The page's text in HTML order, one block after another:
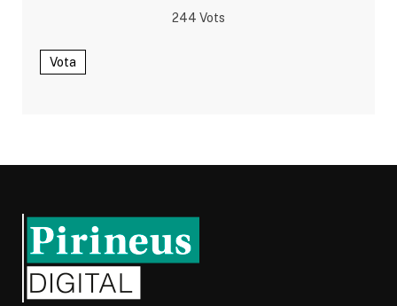
244 Vots
Vota